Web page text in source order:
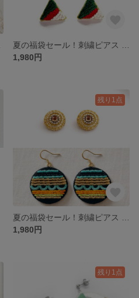
1,980円
残り1点
1,980円
残り1点